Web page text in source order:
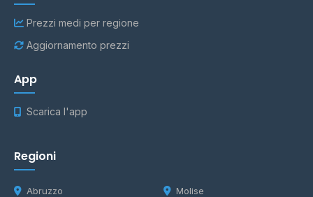
Prezzi medi per regione
Aggiornamento prezzi
App
Scarica l'app
Regioni
Abruzzo Molise